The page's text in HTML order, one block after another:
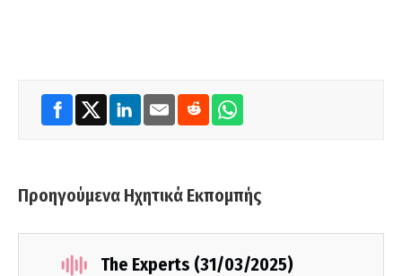
Προηγούμενα Ηχητικά Εκπομπής
The Experts (31/03/2025)